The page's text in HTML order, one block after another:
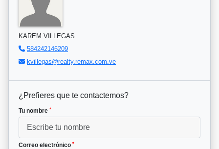
KAREM VILLEGAS
584242146209
kvillegas@realty.remax.com.ve
¿Prefieres que te contactemos?
Tu nombre *
Correo electrónico *